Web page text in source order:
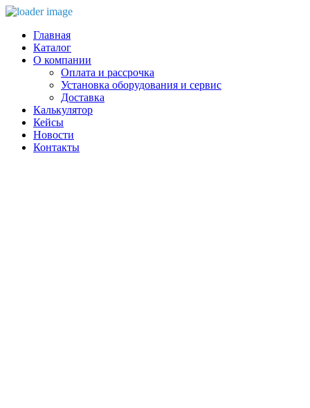
Главная
Каталог
О компании
Оплата и рассрочка
Установка оборудования и сервис
Доставка
Калькулятор
Кейсы
Новости
Контакты